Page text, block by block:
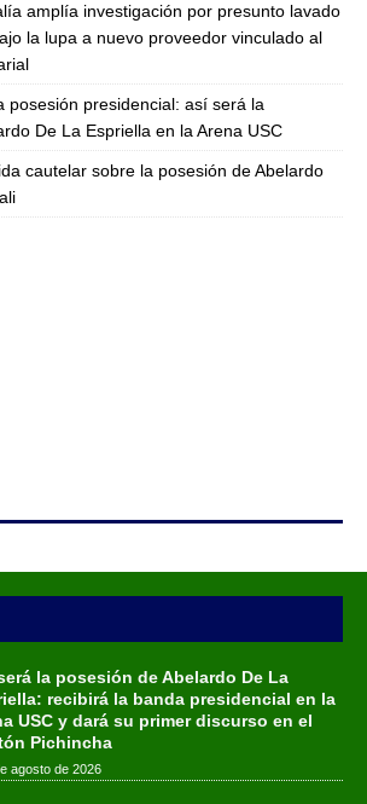
amplía investigación por presunto lavado
la lupa a nuevo proveedor vinculado al
posesión presidencial: así será la
De La Espriella en la Arena USC
cautelar sobre la posesión de Abelardo
la posesión de Abelardo De La
recibirá la banda presidencial en la
USC y dará su primer discurso en el
Pichincha
agosto de 2026